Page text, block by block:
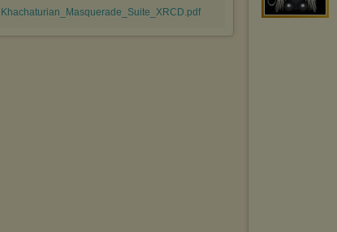
Khachaturian_Masquerade_Suite_XRCD.pdf